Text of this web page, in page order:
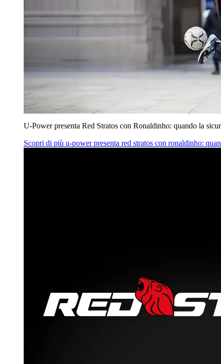
U‑Power presenta Red Stratos con Ronaldinho: quando la
Scopri di più u‑power presenta red stratos con ronaldinho: